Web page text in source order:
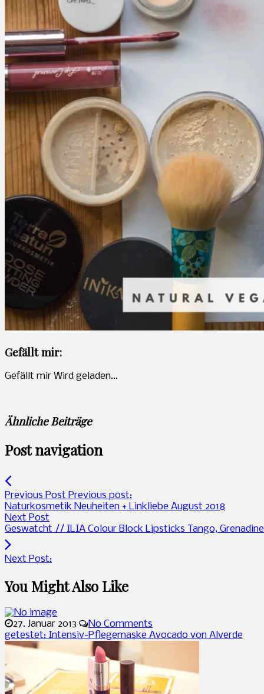
Gefällt mir:
Gefällt mir Wird geladen...
Ähnliche Beiträge
Post navigation
Previous Post Previous post:
Naturkosmetik Neuheiten + Linkliebe August 2018
Next Post
Geswatcht // ILIA Colour Block Lipsticks Tango,
Next Post:
You Might Also Like
27. Januar 2013
No Comments
getestet: Intensiv-Pflegemaske Avocado von Alverde